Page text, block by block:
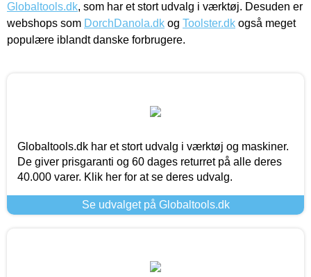
Globaltools.dk, som har et stort udvalg i værktøj. Desuden er
webshops som DorchDanola.dk og Toolster.dk også meget
populære iblandt danske forbrugere.
Globaltools.dk har et stort udvalg i værktøj og maskiner.
De giver prisgaranti og 60 dages returret på alle deres
40.000 varer. Klik her for at se deres udvalg.
Se udvalget på Globaltools.dk